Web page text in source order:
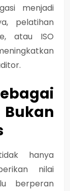
menjadi
pelatihan
atau ISO
hanya
nilai
berperan